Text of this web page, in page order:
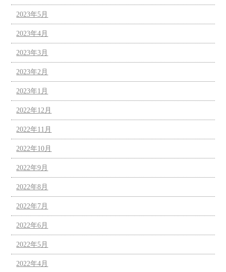
2023年5月
2023年4月
2023年3月
2023年2月
2023年1月
2022年12月
2022年11月
2022年10月
2022年9月
2022年8月
2022年7月
2022年6月
2022年5月
2022年4月